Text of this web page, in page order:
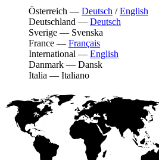
Österreich — Deutsch /English
Deutschland — Deutsch
Sverige — Svenska
France — Français
International — English
Danmark — Dansk
Italia — Italiano